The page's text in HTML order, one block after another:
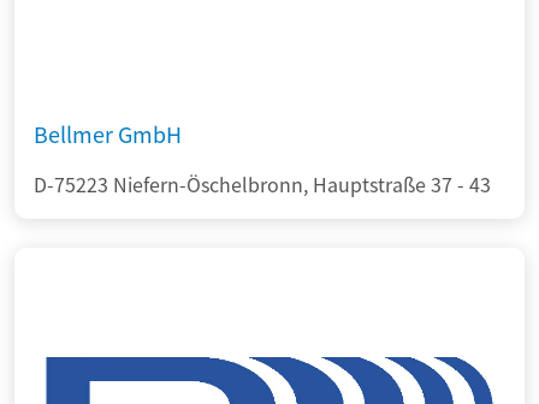
Bellmer GmbH
D-75223 Niefern-Öschelbronn, Hauptstraße 37 - 43